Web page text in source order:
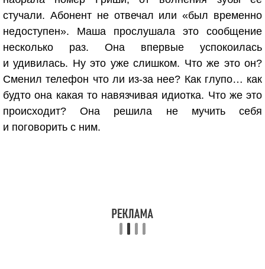
стучали. Абонент не отвечал или «был временно
недоступен». Маша прослушала это сообщение
несколько раз. Она впервые успокоилась
и удивилась. Ну это уже слишком. Что же это он?
Сменил телефон что ли из-за нее? Как глупо… как
будто она какая то навязчивая идиотка. Что же это
происходит? Она решила не мучить себя
и поговорить с ним.